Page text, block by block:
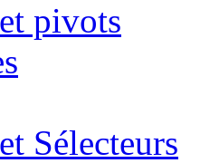
pivots
Sélecteurs